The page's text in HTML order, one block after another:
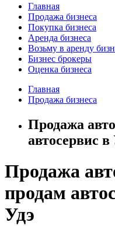
Главная
Продажа бизнеса
Покупка бизнеса
Аренда бизнеса
Возьму в аренду
Бизнес брокеры
Оценка бизнеса
Главная
Продажа бизнеса
Продажа
автосервис
Продажа
продам
Удэ